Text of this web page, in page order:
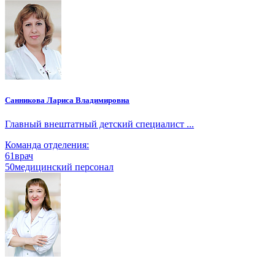
Санникова Лариса Владимировна
Главный внештатный детский специалист ...
Команда отделения:
61врач
50медицинский персонал